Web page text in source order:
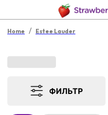
Home / Estee Lauder
ФИЛЬТР